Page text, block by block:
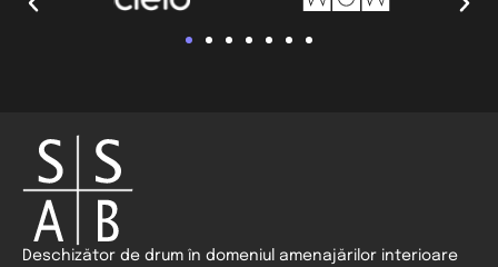
Deschizător de drum în domeniul amenajărilor interioare